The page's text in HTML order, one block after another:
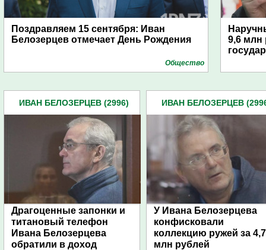
Поздравляем 15 сентября: Иван
Белозерцев отмечает День Рождения
Общество
9,6 млн
ИВАН БЕЛОЗЕРЦЕВ (2996)
Драгоценные запонки и
титановый телефон
Ивана Белозерцева
обратили в доход
ИВАН БЕЛОЗЕРЦЕВ
У Ивана Белозерцева
конфисковали
коллекцию ружей за 4,7
млн рублей